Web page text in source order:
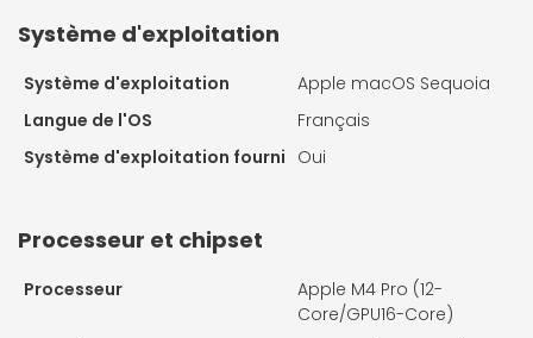
Système d'exploitation
Système d'exploitation
Apple macOS Sequoia
Langue de l'OS
Français
Système d'exploitation fourni Oui
Processeur et chipset
Processeur
Apple M4 Pro (12-
Core/GPU16-Core)